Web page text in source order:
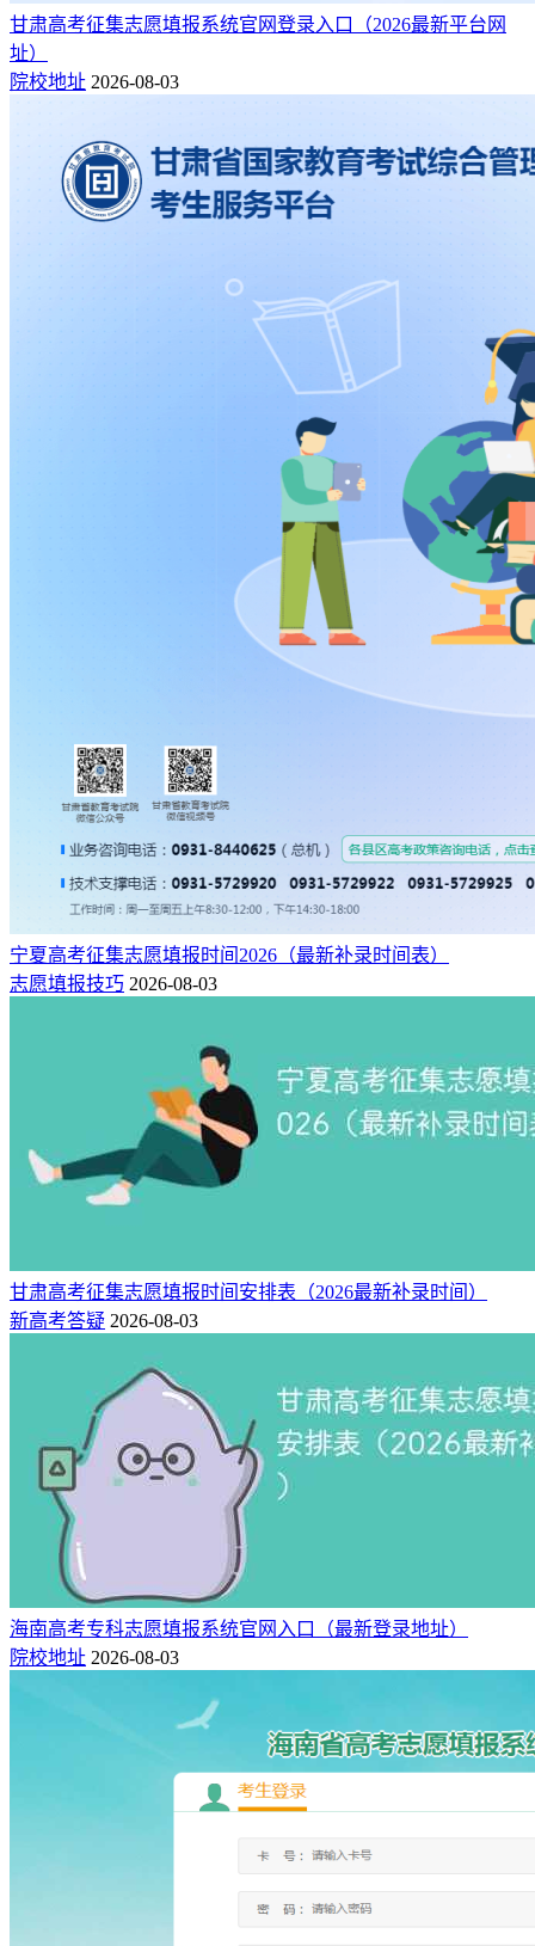
甘肃高考征集志愿填报系统官网登录入口（2026最新平台网
址）
院校地址 2026-08-03
宁夏高考征集志愿填报时间2026（最新补录时间表）
志愿填报技巧 2026-08-03
甘肃高考征集志愿填报时间安排表（2026最新补录时间）
新高考答疑 2026-08-03
海南高考专科志愿填报系统官网入口（最新登录地址）
院校地址 2026-08-03